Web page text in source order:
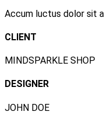
Accum luctus dolor sit
CLIENT
MINDSPARKLE SHOP
DESIGNER
JOHN DOE